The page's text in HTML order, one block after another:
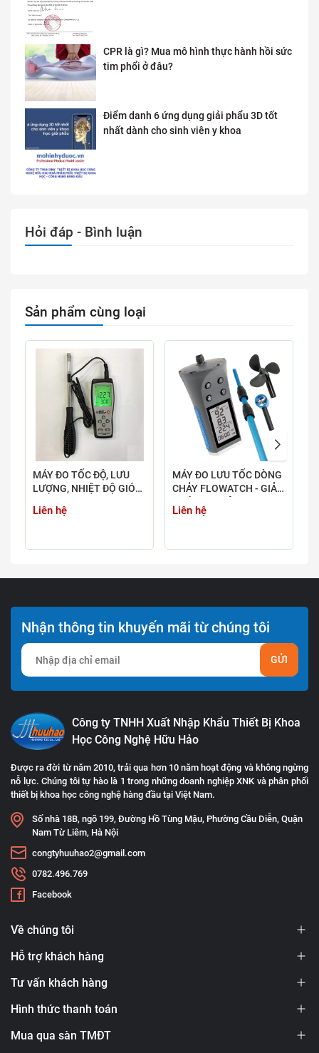
CPR là gì? Mua mô hình thực hành hồi sức
tim phổi ở đâu?
Điểm danh 6 ứng dụng giải phẩu 3D tốt
nhất dành cho sinh viên y khoa
Hỏi đáp - Bình luận
Sản phẩm cùng loại
MÁY ĐO TỐC ĐỘ, LƯU
LƯỢNG, NHIỆT ĐỘ GIÓ
Liên hệ
MÁY ĐO LƯU TỐC DÒNG
CHẢY FLOWATCH - GIẢI
CHÍNH XÁC HÀNG ĐẦU
Liên hệ
Nhận thông tin khuyến mãi từ chúng tôi
GỬI
Công ty TNHH Xuất Nhập Khẩu Thiết Bị Khoa
Học Công Nghệ Hữu Hảo
Được ra đời từ năm 2010, trải qua hơn 10 năm hoạt động và không ngừng
nỗ lực. Chúng tôi tự hào là 1 trong những doanh nghiệp XNK và phân phối
thiết bị khoa học công nghệ hàng đầu tại Việt Nam.
Số nhà 18B, ngõ 199, Đường Hồ Tùng Mậu, Phường Cầu Diễn, Quận
Nam Từ Liêm, Hà Nội
congtyhuuhao2@gmail.com
0782.496.769
Facebook
Về chúng tôi
Hỗ trợ khách hàng
Tư vấn khách hàng
Hình thức thanh toán
Mua qua sàn TMĐT